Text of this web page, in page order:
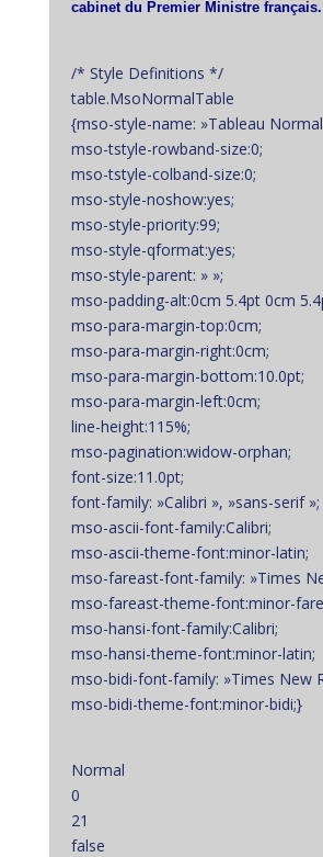
cabinet du Premier Ministre français.
/* Style Definitions */
table.MsoNormalTable
{mso-style-name: »Tableau
mso-tstyle-rowband-size:0;
mso-tstyle-colband-size:0;
mso-style-noshow:yes;
mso-style-priority:99;
mso-style-qformat:yes;
mso-style-parent: » »;
mso-padding-alt:0cm 5.4pt 0cm
mso-para-margin-top:0cm;
mso-para-margin-right:0cm;
mso-para-margin-bottom:10.0pt;
mso-para-margin-left:0cm;
line-height:115%;
mso-pagination:widow-orphan;
font-size:11.0pt;
font-family: »Calibri », »sans-serif »;
mso-ascii-font-family:Calibri;
mso-ascii-theme-font:minor-latin;
mso-fareast-font-family: »Times
mso-fareast-theme-font:minor-
mso-hansi-font-family:Calibri;
mso-hansi-theme-font:minor-latin;
mso-bidi-font-family: »Times New
mso-bidi-theme-font:minor-bidi;}
Normal
0
21
false